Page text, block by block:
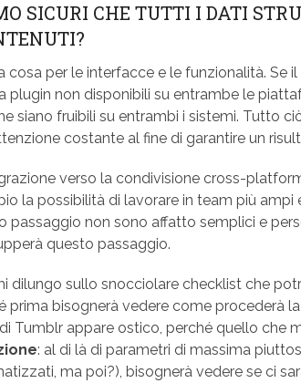
SICURI CHE TUTTI I DATI
cosa per le interfacce e le funzionalità. Se
plugin non disponibili su entrambe le
siano fruibili su entrambi i sistemi. Tutto
costante al fine di garantire un
verso la condivisione cross-
la possibilità di lavorare in team più
passaggio non sono affatto semplici e
questo passaggio.
dilungo sullo snocciolare checklist che
prima bisognerà vedere come procederà
Tumblr appare ostico, perché quello che
: al di là di parametri di massima
ma poi?), bisognerà vedere se ci